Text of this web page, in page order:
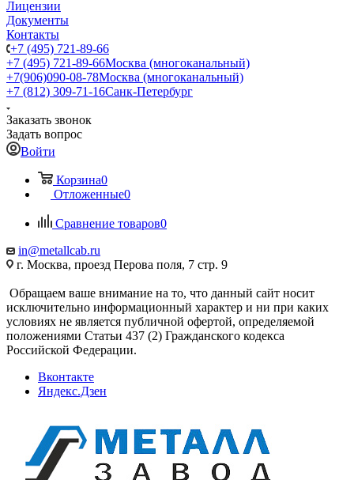
Лицензии
Документы
Контакты
+7 (495) 721-89-66
+7 (495) 721-89-66Москва (многоканальный)
+7(906)090-08-78Москва (многоканальный)
+7 (812) 309-71-16Санк-Петербург
Заказать звонок
Задать вопрос
Войти
Корзина0
Отложенные0
Сравнение товаров0
in@metallcab.ru
г. Москва, проезд Перова поля, 7 стр. 9
Обращаем ваше внимание на то, что данный сайт носит
исключительно информационный характер и ни при каких
условиях не является публичной офертой, определяемой
положениями Статьи 437 (2) Гражданского кодекса
Российской Федерации.
Вконтакте
Яндекс.Дзен